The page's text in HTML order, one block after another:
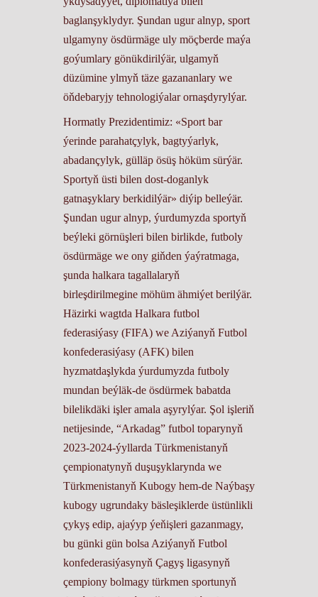
baglanşyklydyr. Şundan ugur alnyp, sport
ulgamyny ösdürmäge uly möçberde maýa
goýumlary gönükdirilýär, ulgamyň
düzümine ylmyň täze gazananlary we
öňdebaryjy tehnologiýalar ornaşdyrylýar.
Hormatly Prezidentimiz: «Sport bar
ýerinde parahatçylyk, bagtyýarlyk,
abadançylyk, gülläp ösüş höküm sürýär.
Sportyň üsti bilen dost-doganlyk
gatnaşyklary berkidilýär» diýip belleýär.
Şundan ugur alnyp, ýurdumyzda sportyň
beýleki görnüşleri bilen birlikde, futboly
ösdürmäge we ony giňden ýaýratmaga,
şunda halkara tagallalaryň
birleşdirilmegine möhüm ähmiýet berilýär.
Häzirki wagtda Halkara futbol
federasiýasy (FIFA) we Aziýanyň Futbol
konfederasiýasy (AFK) bilen
hyzmatdaşlykda ýurdumyzda futboly
mundan beýläk-de ösdürmek babatda
bilelikdäki işler amala aşyrylýar. Şol işleriň
netijesinde, “Arkadag” futbol toparynyň
2023-2024-ýyllarda Türkmenistanyň
çempionatynyň duşuşyklarynda we
Türkmenistanyň Kubogy hem-de Naýbaşy
kubogy ugrundaky bäsleşiklerde üstünlikli
çykyş edip, ajaýyp ýeňişleri gazanmagy,
bu günki gün bolsa Aziýanyň Futbol
konfederasiýasynyň Çagyş ligasynyň
çempiony bolmagy türkmen sportunyň